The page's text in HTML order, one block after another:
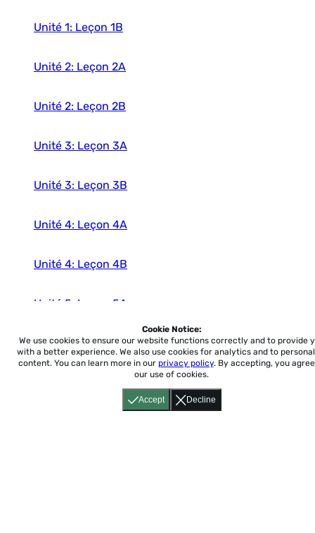
Unité 1: Leçon 1B
Unité 2: Leçon 2A
Unité 2: Leçon 2B
Unité 3: Leçon 3A
Unité 3: Leçon 3B
Unité 4: Leçon 4A
Unité 4: Leçon 4B
Unité 5: Leçon 5A
Unité 5: Leçon 5B
Accept Decline
Cookie Notice:
We use cookies to ensure our website functions correctly and to provide
with a better experience. We also use cookies for analytics and to
content. You can learn more in our privacy policy. By accepting, you
our use of cookies.